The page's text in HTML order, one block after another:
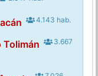
4.143 hab.
Tolimán
3.667